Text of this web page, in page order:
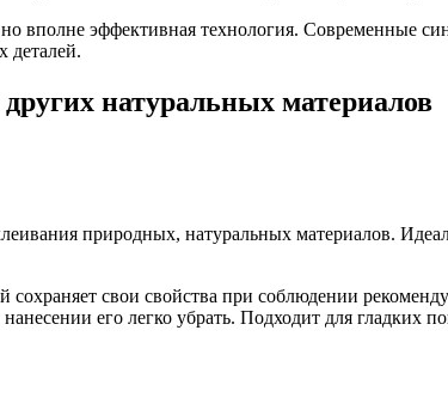
вполне эффективная технология. Современные
деталей.
натуральных материалов
природных, натуральных материалов.
сохраняет свои свойства при соблюдении
его легко убрать. Подходит для гладких